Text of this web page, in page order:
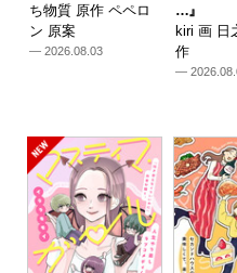
ち物質 原作 ペペロ
ン 原案
— 2026.08.03
…』
kiri 画 日
作
—